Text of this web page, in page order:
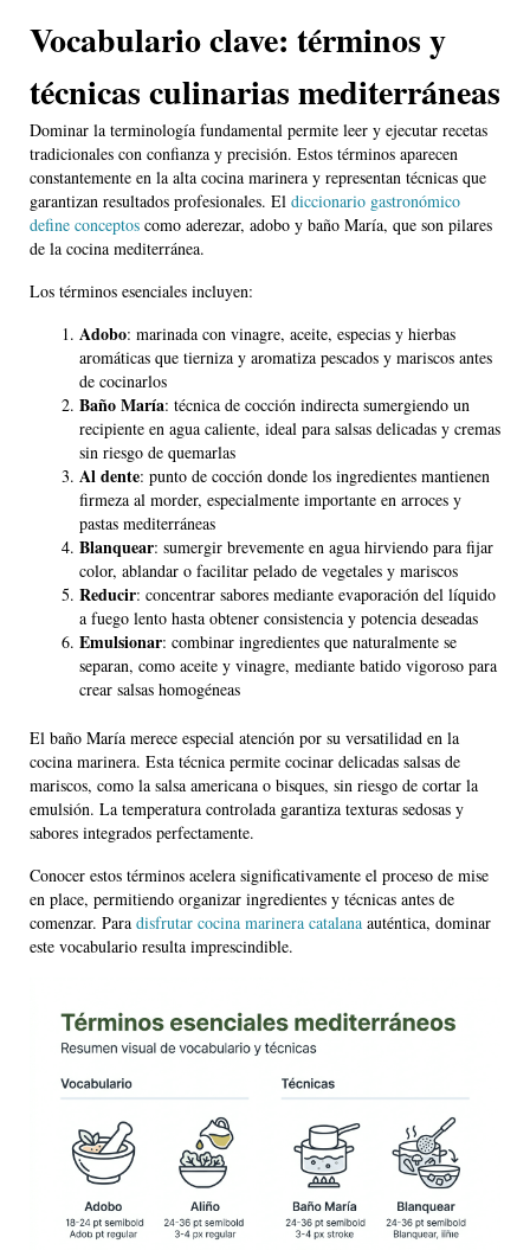
Vocabulario clave: términos y
técnicas culinarias mediterráneas
Dominar la terminología fundamental permite leer y ejecutar recetas
tradicionales con confianza y precisión. Estos términos aparecen
constantemente en la alta cocina marinera y representan técnicas que
garantizan resultados profesionales. El diccionario gastronómico
define conceptos como aderezar, adobo y baño María, que son pilares
de la cocina mediterránea.
Los términos esenciales incluyen:
Adobo: marinada con vinagre, aceite, especias y hierbas
aromáticas que tierniza y aromatiza pescados y mariscos antes
de cocinarlos
Baño María: técnica de cocción indirecta sumergiendo un
recipiente en agua caliente, ideal para salsas delicadas y cremas
sin riesgo de quemarlas
Al dente: punto de cocción donde los ingredientes mantienen
firmeza al morder, especialmente importante en arroces y
pastas mediterráneas
Blanquear: sumergir brevemente en agua hirviendo para fijar
color, ablandar o facilitar pelado de vegetales y mariscos
Reducir: concentrar sabores mediante evaporación del líquido
a fuego lento hasta obtener consistencia y potencia deseadas
Emulsionar: combinar ingredientes que naturalmente se
separan, como aceite y vinagre, mediante batido vigoroso para
crear salsas homogéneas
El baño María merece especial atención por su versatilidad en la
cocina marinera. Esta técnica permite cocinar delicadas salsas de
mariscos, como la salsa americana o bisques, sin riesgo de cortar la
emulsión. La temperatura controlada garantiza texturas sedosas y
sabores integrados perfectamente.
Conocer estos términos acelera significativamente el proceso de mise
en place, permitiendo organizar ingredientes y técnicas antes de
comenzar. Para disfrutar cocina marinera catalana auténtica, dominar
este vocabulario resulta imprescindible.